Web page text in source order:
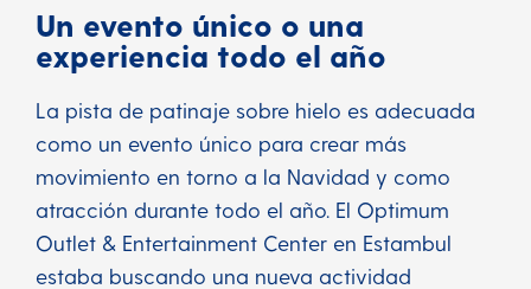
Un evento único o una
experiencia todo el año
La pista de patinaje sobre hielo es adecuada
como un evento único para crear más
movimiento en torno a la Navidad y como
atracción durante todo el año. El Optimum
Outlet & Entertainment Center en Estambul
estaba buscando una nueva actividad